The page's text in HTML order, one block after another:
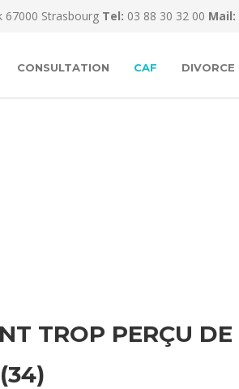
67000 Strasbourg Tel: 03 88 30 32 00 Mail:
CONSULTATION CAF DIVORCE
TROP PERÇU